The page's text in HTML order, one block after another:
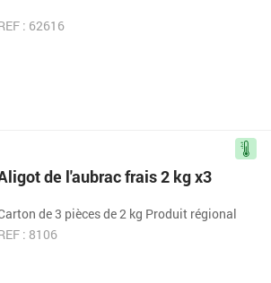
: 62616
de l'aubrac frais 2 kg x3
de 3 pièces de 2 kg Produit régional
: 8106